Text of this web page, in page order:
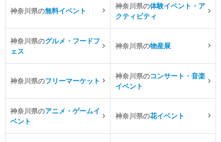
神奈川県の無料イベント
神奈川県の体験イベント・ア
クティビティ
神奈川県のグルメ・フードフ
ェス
神奈川県の物産展
神奈川県のフリーマーケット
神奈川県のコンサート・音楽
イベント
神奈川県のアニメ・ゲームイ
ベント
神奈川県の花イベント